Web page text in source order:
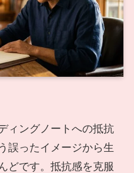
ィングノートへの抵抗
誤ったイメージから生
どです。抵抗感を克服